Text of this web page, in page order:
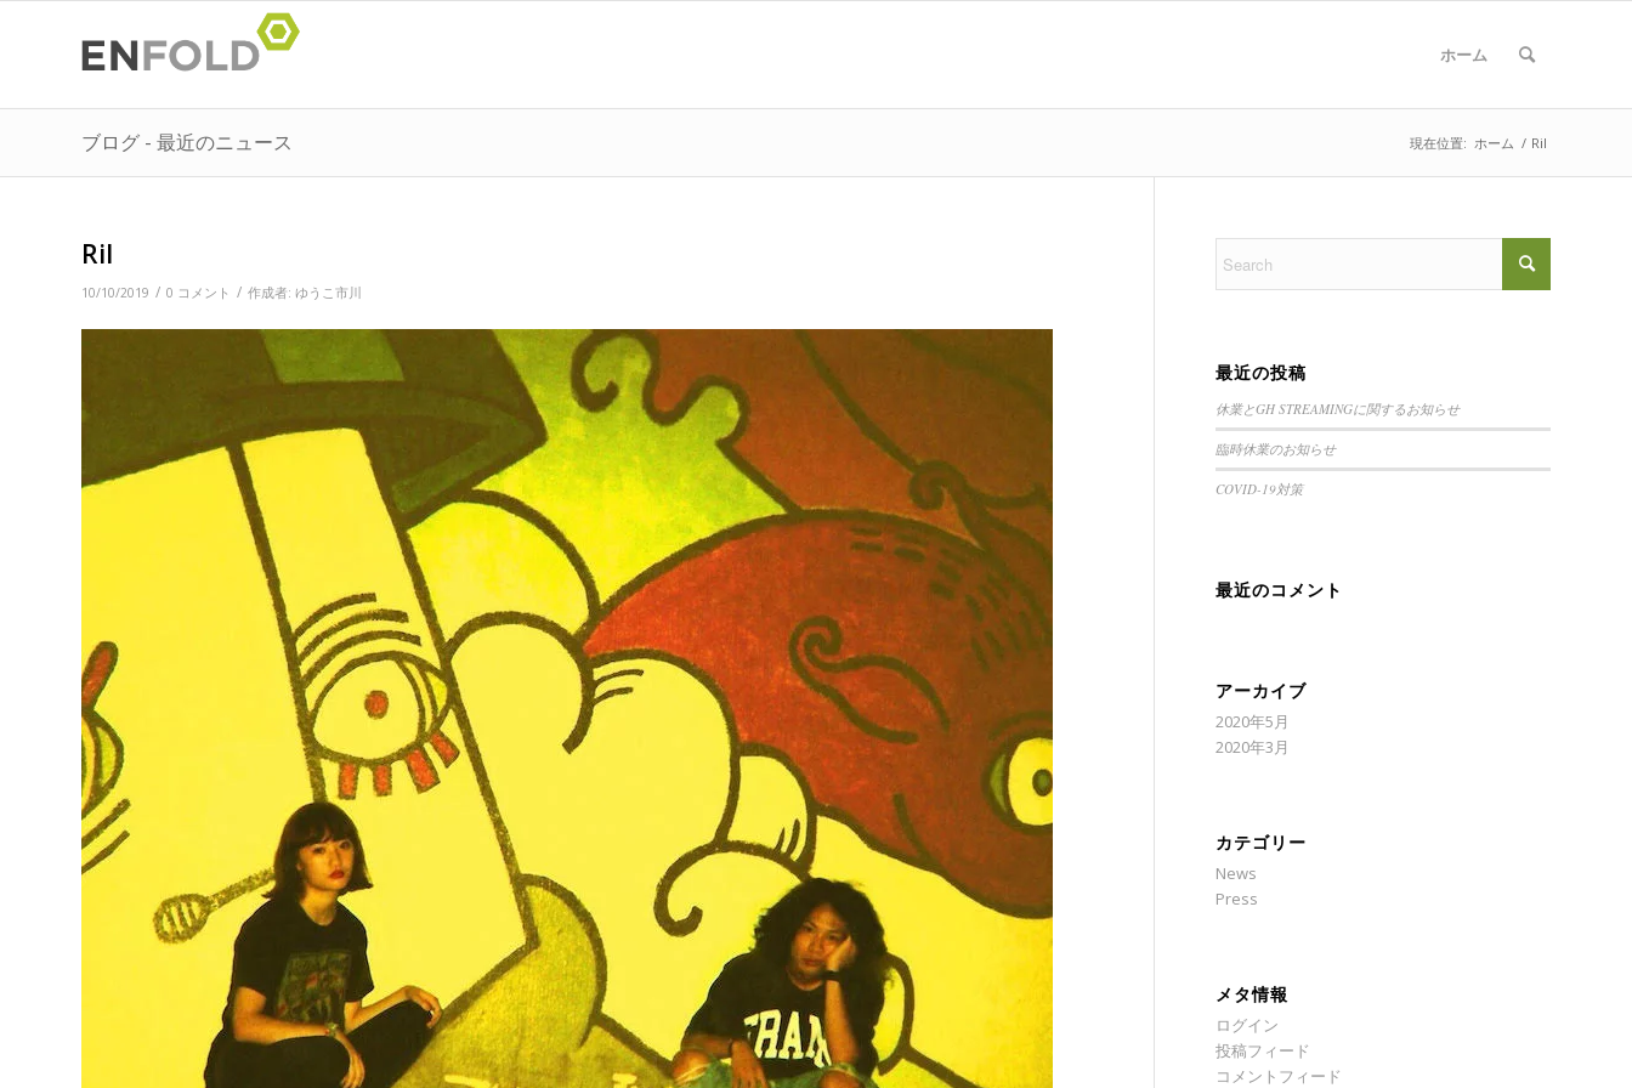
ホーム
ブログ - 最近のニュース 現在位置: ホーム / Ril
Ril
10/10/2019 / 0 コメント / 作成者: ゆうこ市川
最近の投稿
休業とGH STREAMINGに関するお知らせ
臨時休業のお知らせ
COVID-19対策
最近のコメント
アーカイブ
2020年5月
2020年3月
カテゴリー
News
Press
メタ情報
ログイン
投稿フィード
コメントフィード